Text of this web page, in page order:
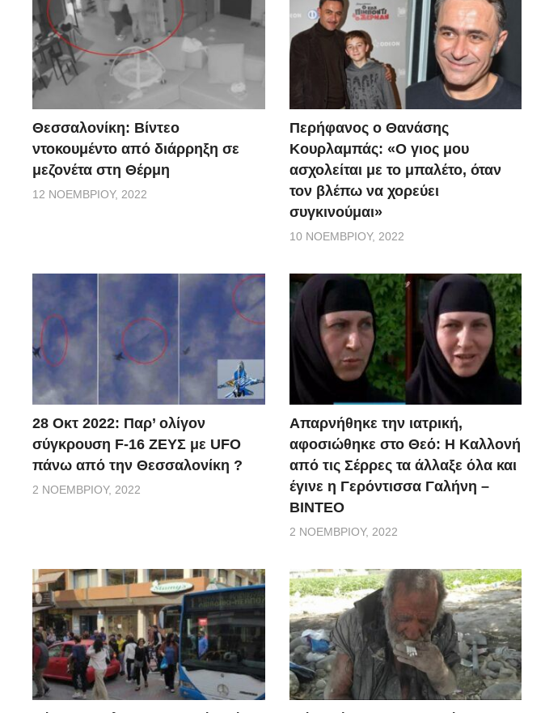
Θεσσαλονίκη: Βίντεο
ντοκουμέντο από διάρρηξη σε
μεζονέτα στη Θέρμη
12 ΝΟΕΜΒΡΊΟΥ, 2022
Περήφανος ο Θανάσης
Κουρλαμπάς: «Ο γιος μου
ασχολείται με το μπαλέτο, όταν
τον βλέπω να χορεύει
συγκινούμαι»
10 ΝΟΕΜΒΡΊΟΥ, 2022
28 Οκτ 2022: Παρ’ ολίγον
σύγκρουση F-16 ΖΕΥΣ με UFO
πάνω από την Θεσσαλονίκη ?
2 ΝΟΕΜΒΡΊΟΥ, 2022
Απαρνήθηκε την ιατρική,
αφοσιώθηκε στο Θεό: Η Καλλονή
από τις Σέρρες τα άλλαξε όλα και
έγινε η Γερόντισσα Γαλήνη –
ΒΙΝΤΕΟ
2 ΝΟΕΜΒΡΊΟΥ, 2022